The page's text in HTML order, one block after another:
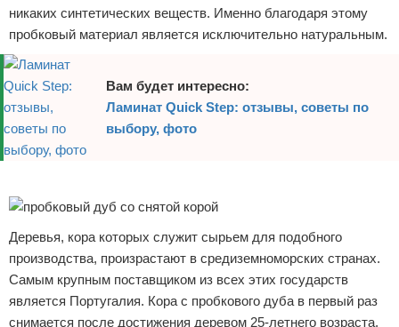
никаких синтетических веществ. Именно благодаря этому
пробковый материал является исключительно натуральным.
Вам будет интересно:
Ламинат Quick Step: отзывы, советы по
выбору, фото
Деревья, кора которых служит сырьем для подобного
производства, произрастают в средиземноморских странах.
Самым крупным поставщиком из всех этих государств
является Португалия. Кора с пробкового дуба в первый раз
снимается после достижения деревом 25-летнего возраста.